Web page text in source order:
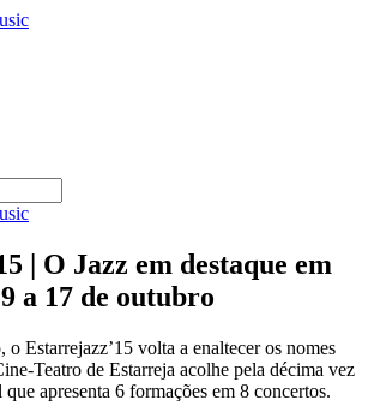
| O Jazz em destaque em
a 17 de outubro
Estarrejazz’15 volta a enaltecer os nomes
Teatro de Estarreja acolhe pela décima vez
apresenta 6 formações em 8 concertos.